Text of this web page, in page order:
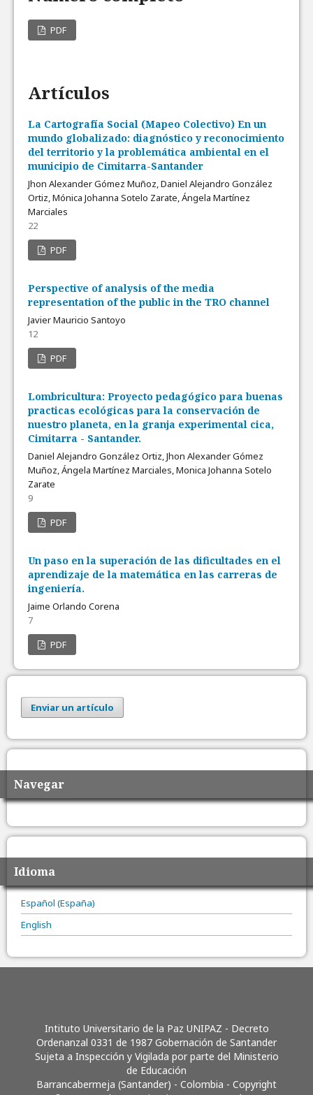
PDF
Artículos
La Cartografía Social (Mapeo Colectivo) En un
mundo globalizado: diagnóstico y reconocimiento
del territorio y la problemática ambiental en el
municipio de Cimitarra-Santander
Jhon Alexander Gómez Muñoz, Daniel Alejandro González
Ortiz, Mónica Johanna Sotelo Zarate, Ángela Martínez
Marciales
22
PDF
Perspective of analysis of the media
representation of the public in the TRO channel
Javier Mauricio Santoyo
12
PDF
Lombricultura: Proyecto pedagógico para buenas
practicas ecológicas para la conservación de
nuestro planeta, en la granja experimental cica,
Cimitarra - Santander.
Daniel Alejandro González Ortiz, Jhon Alexander Gómez
Muñoz, Ángela Martínez Marciales, Monica Johanna Sotelo
Zarate
9
PDF
Un paso en la superación de las dificultades en el
aprendizaje de la matemática en las carreras de
ingeniería.
Jaime Orlando Corena
7
PDF
Enviar un artículo
Navegar
Idioma
Español (España)
English
Intituto Universitario de la Paz UNIPAZ - Decreto
Ordenanzal 0331 de 1987 Gobernación de Santander
Sujeta a Inspección y Vigilada por parte del Ministerio
de Educación
Barrancabermeja (Santander) - Colombia - Copyright